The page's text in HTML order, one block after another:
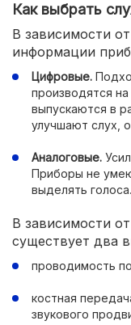
Как выбрать
В зависимости
информации
Цифровые.
производятся
выпускаются в
улучшают слух,
Аналоговые.
Приборы не
выделять
В зависимости
существует два
проводимость
костная
звукового